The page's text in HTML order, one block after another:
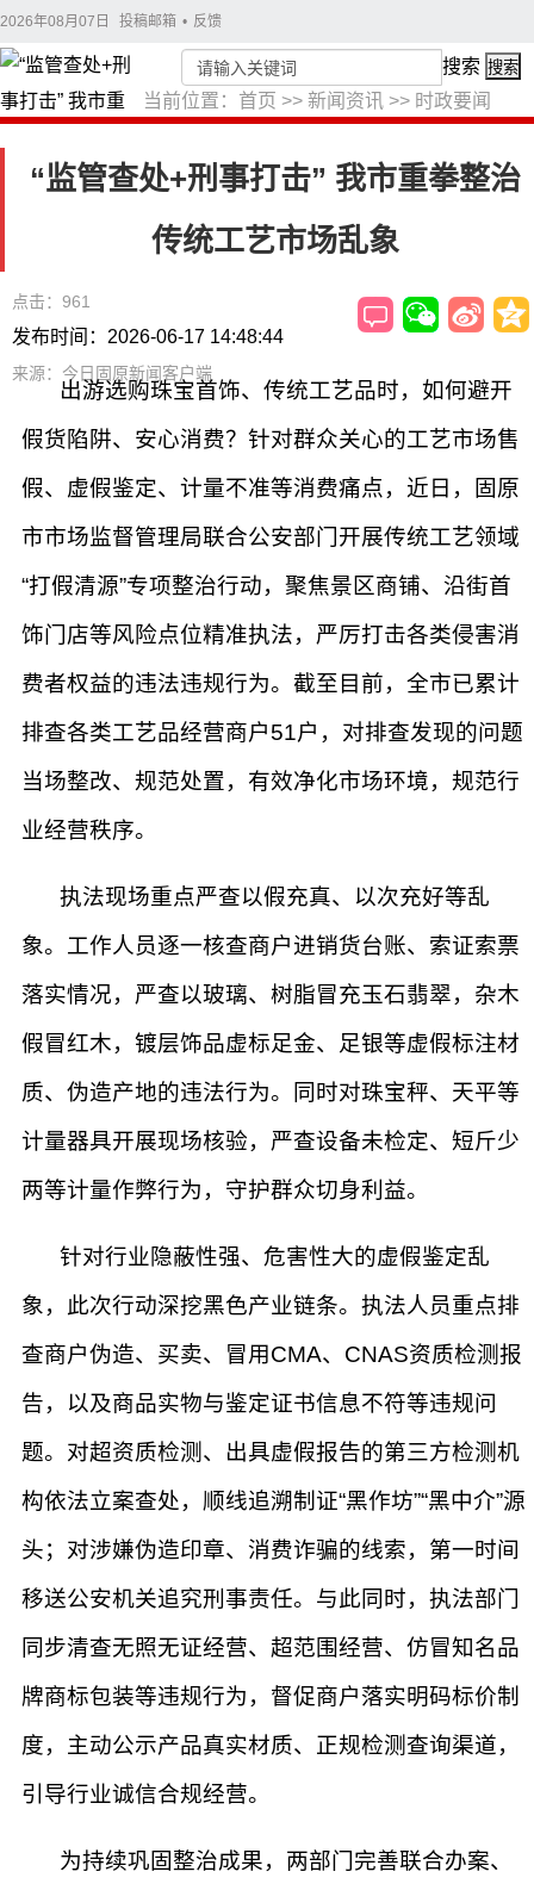
2026年08月07日 投稿邮箱 • 反馈
当前位置： 首页 >> 新闻资讯 >> 时政要闻
搜索 搜索
“监管查处+刑事打击” 我市重拳整治
传统工艺市场乱象
点击：961
发布时间：2026-06-17 14:48:44
来源：今日固原新闻客户端
出游选购珠宝首饰、传统工艺品时，如何避开
假货陷阱、安心消费？针对群众关心的工艺市场售
假、虚假鉴定、计量不准等消费痛点，近日，固原
市市场监督管理局联合公安部门开展传统工艺领域
“打假清源”专项整治行动，聚焦景区商铺、沿街首
饰门店等风险点位精准执法，严厉打击各类侵害消
费者权益的违法违规行为。截至目前，全市已累计
排查各类工艺品经营商户51户，对排查发现的问题
当场整改、规范处置，有效净化市场环境，规范行
业经营秩序。
执法现场重点严查以假充真、以次充好等乱
象。工作人员逐一核查商户进销货台账、索证索票
落实情况，严查以玻璃、树脂冒充玉石翡翠，杂木
假冒红木，镀层饰品虚标足金、足银等虚假标注材
质、伪造产地的违法行为。同时对珠宝秤、天平等
计量器具开展现场核验，严查设备未检定、短斤少
两等计量作弊行为，守护群众切身利益。
针对行业隐蔽性强、危害性大的虚假鉴定乱
象，此次行动深挖黑色产业链条。执法人员重点排
查商户伪造、买卖、冒用CMA、CNAS资质检测报
告，以及商品实物与鉴定证书信息不符等违规问
题。对超资质检测、出具虚假报告的第三方检测机
构依法立案查处，顺线追溯制证“黑作坊”“黑中介”源
头；对涉嫌伪造印章、消费诈骗的线索，第一时间
移送公安机关追究刑事责任。与此同时，执法部门
同步清查无照无证经营、超范围经营、仿冒知名品
牌商标包装等违规行为，督促商户落实明码标价制
度，主动公示产品真实材质、正规检测查询渠道，
引导行业诚信合规经营。
为持续巩固整治成果，两部门完善联合办案、